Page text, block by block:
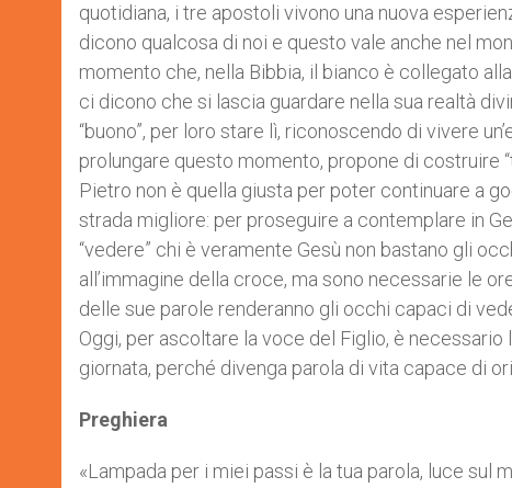
quotidiana, i tre apostoli vivono una nuova
dicono qualcosa di noi e questo vale anche nel
momento che, nella Bibbia, il bianco è collegato
ci dicono che si lascia guardare nella sua realtà
“buono”, per loro stare lì, riconoscendo di vivere
prolungare questo momento, propone di costruire
Pietro non è quella giusta per poter continuare a
strada migliore: per proseguire a contemplare in
“vedere” chi è veramente Gesù non bastano gli
all’immagine della croce, ma sono necessarie le
delle sue parole renderanno gli occhi capaci di
Oggi, per ascoltare la voce del Figlio, è necessario
giornata, perché divenga parola di vita capace di
Preghiera
«Lampada per i miei passi è la tua parola, luce sul